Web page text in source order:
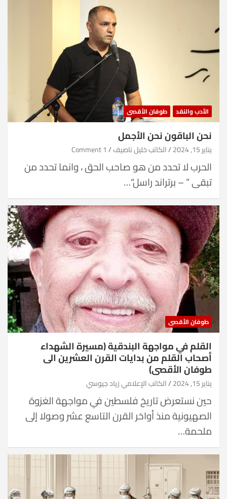
الأدب والنقد طوفان الأقصى
نحن الباقون نحن الأجمل
يناير 15, 2024 الكاتب خليل ناصيف 1 Comment
الحرب لا تحدد من هو صاحب الحق ، وانما تحدد من
تبقى ” – برتراند راسل“…
طوفان الأقصى
القلم في مواجهة البندقية (مسيرة الشهداء
أصحاب القلم من بدايات القرن العشرين الى
طوفان الأقصى)
يناير 15, 2024 الكاتب الإعلامي زياد جيوسي
حين نستعرض تاريخ فلسطين في مواجهة الغزوة
الصهيونية منذ أواخر القرن التاسع عشر وصولا إلى
ملحمة…